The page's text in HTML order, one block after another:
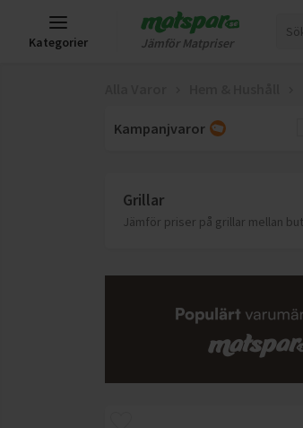
Kategorier Jämför Matpriser
Kampanjvaror
Grillar
Jämför priser på grillar mellan